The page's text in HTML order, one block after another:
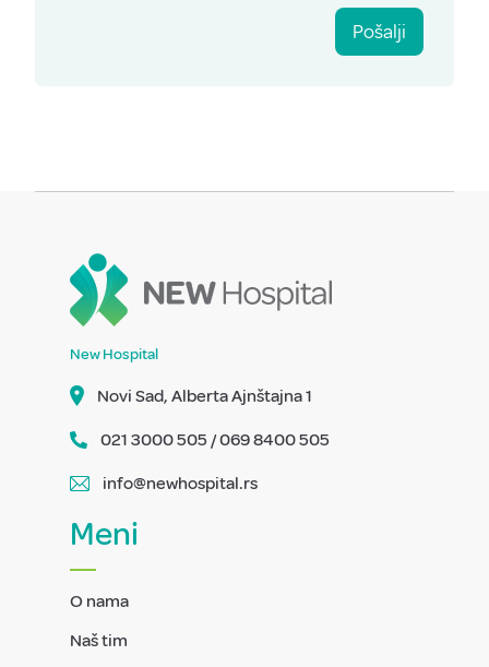
Pošalji
New Hospital
Novi Sad, Alberta Ajnštajna 1
021 3000 505 / 069 8400 505
info@newhospital.rs
Meni
O nama
Naš tim